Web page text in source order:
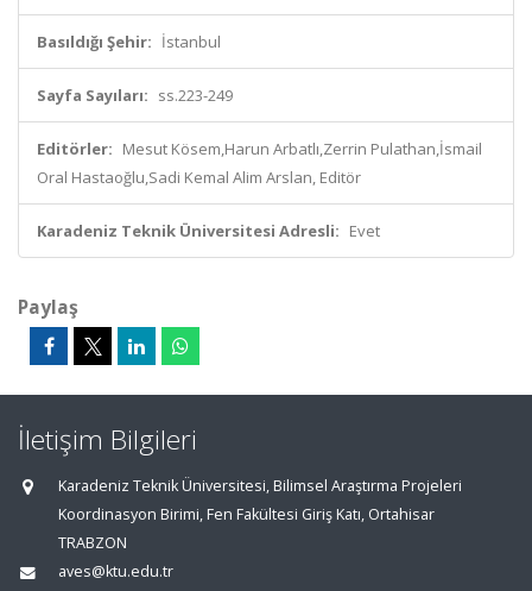
Basıldığı Şehir: İstanbul
Sayfa Sayıları: ss.223-249
Editörler: Mesut Kösem,Harun Arbatlı,Zerrin Pulathan,İsmail
Oral Hastaoğlu,Sadi Kemal Alim Arslan, Editör
Karadeniz Teknik Üniversitesi Adresli: Evet
Paylaş
İletişim Bilgileri
Karadeniz Teknik Üniversitesi, Bilimsel Araştırma Projeleri
Koordinasyon Birimi, Fen Fakültesi Giriş Katı, Ortahisar
TRABZON
aves@ktu.edu.tr